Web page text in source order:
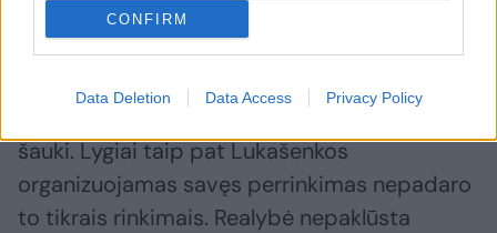
CONFIRM
Data Deletion Data Access Privacy Policy
EPA-ELTA nuotr.
„Purvino tvenkinio pavadinimas vandenynu
šauki. Lygiai taip pat Lukašenkos
organizuojamas savęs perrinkimas nepadaro
to tikrais rinkimais. Realybė nepaklūsta